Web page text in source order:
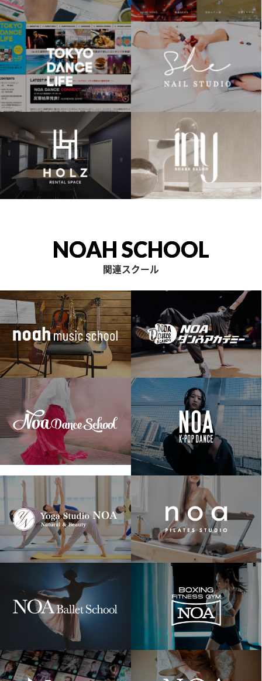
NOAH SCHOOL
関連スクール